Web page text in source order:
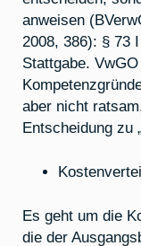
anweisen
2008, 386): § 73
Stattgabe.
aber nicht
Entscheidung zu
Es geht um die
die der